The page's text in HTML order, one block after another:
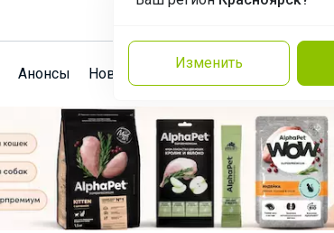
Изменить
Анонсы Новости Команда